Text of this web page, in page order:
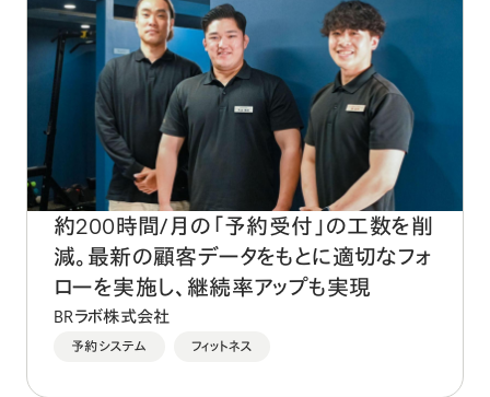
約200時間/月の「予約受付」の工数を削
減。最新の顧客データをもとに適切なフォ
ローを実施し、継続率アップも実現
BRラボ株式会社
予約システム フィットネス